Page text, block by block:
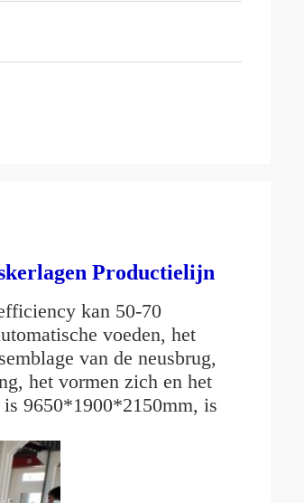
Productielijn
kan 50-70
voeden, het
van de neusbrug,
het vormen zich en het
9650*1900*2150mm, is